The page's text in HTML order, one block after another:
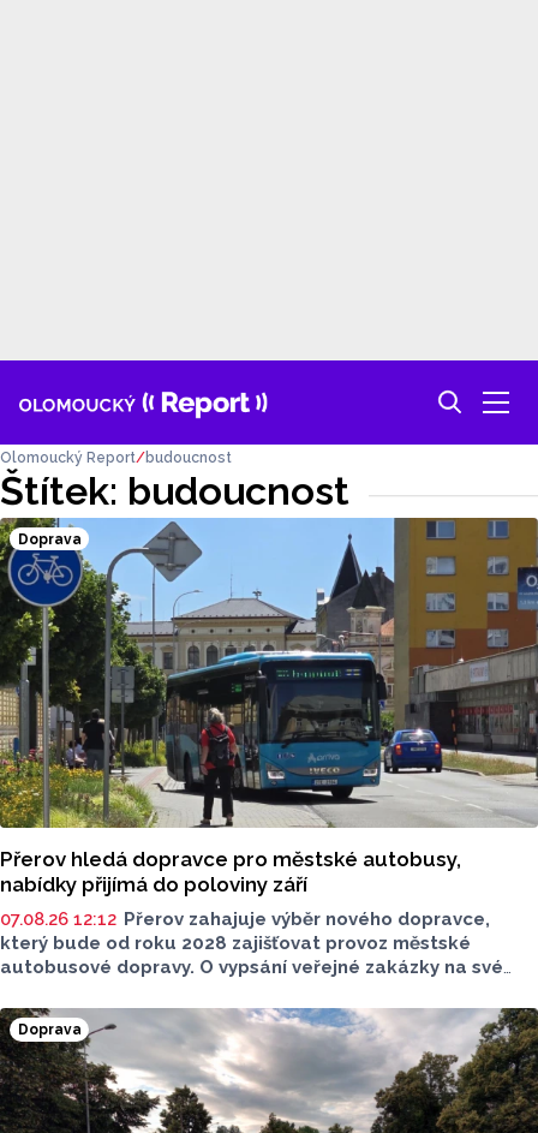
Štítek: budoucnost
Olomoucký Report budoucnost
Doprava
Přerov hledá dopravce pro městské autobusy,
nabídky přijímá do poloviny září
07.08.26 12:12 Přerov zahajuje výběr nového dopravce,
který bude od roku 2028 zajišťovat provoz městské
autobusové dopravy. O vypsání veřejné zakázky na své
dopravcem bude uzavřena na deset let a zajistí dopravní
obslužnost města nad rámec regionálních linek
objednávaných Olomouckým krajem.
Doprava